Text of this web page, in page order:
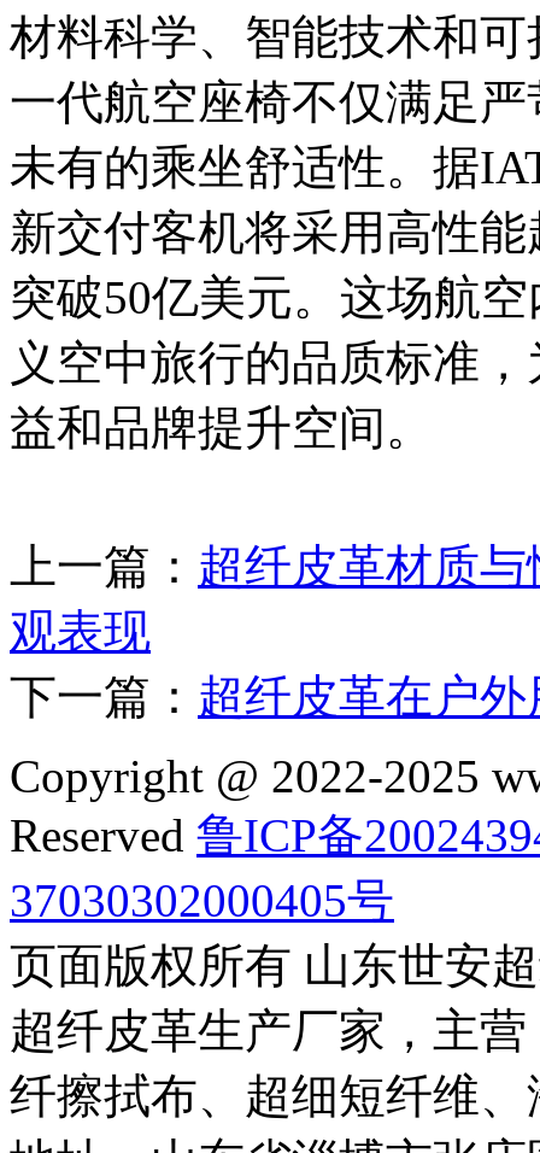
材料科学、智能技术和
一代航空座椅不仅满足
未有的乘坐舒适性。据
新交付客机将采用高性
突破50亿美元。这场航
义空中旅行的品质标准
益和品牌提升空间。
上一篇： 超纤皮革材质
观表现
下一篇： 超纤皮革在户
Copyright @ 2022-2025
Reserved 鲁ICP备
37030302000405号
页面版权所有 山东世安
超纤皮革生产厂家，主
纤擦拭布、超细短纤维